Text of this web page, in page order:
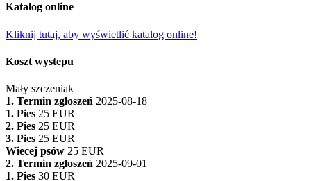
Katalog online
Kliknij tutaj, aby wyświetlić katalog online!
Koszt wystepu
Mały szczeniak
1. Termin zgłoszeń 2025-08-18
1. Pies 25 EUR
2. Pies 25 EUR
3. Pies 25 EUR
Wiecej psów 25 EUR
2. Termin zgłoszeń 2025-09-01
1. Pies 30 EUR